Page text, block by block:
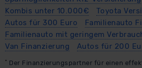
Kombis unter 10.000€
Toyota
Autos für 300 Euro
Familienauto
Familienauto mit geringem
Van Finanzierung
Autos für 200
* Der Finanzierungspartner für einen